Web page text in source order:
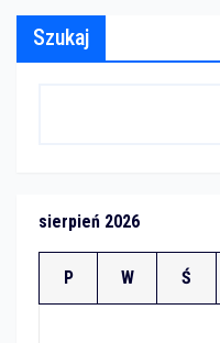
Szukaj
sierpień 2026
P W Ś